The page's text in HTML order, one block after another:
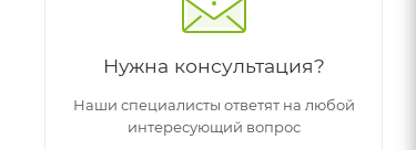
Нужна консультация?
Наши специалисты ответят на любой
интересующий вопрос